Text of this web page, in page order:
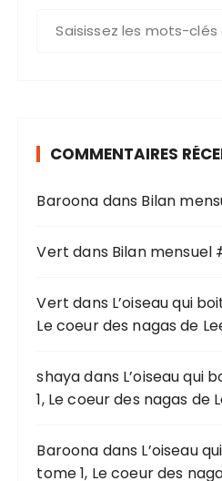
e
o
r
COMMENTAIRES
Baroona dans Bilan
Vert dans Bilan mensuel
Vert dans L’oiseau qui
Le coeur des nagas de
shayadans L’oiseau qui
1, Le coeur des nagas de
Baroona dans L’oiseau
tome 1, Le coeur des